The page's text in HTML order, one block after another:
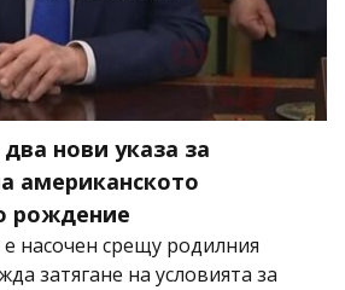
нови указа за
американското
рождение
насочен срещу родилния
затягане на условията за